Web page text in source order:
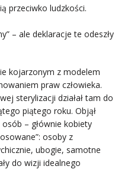
przeciwko ludzkości.
– ale deklaracje te odeszły
kojarzonym z modelem
praw człowieka.
sterylizacji działał tam do
piątego roku. Objął
– głównie kobiety
osoby z
ubogie, samotne
do wizji idealnego